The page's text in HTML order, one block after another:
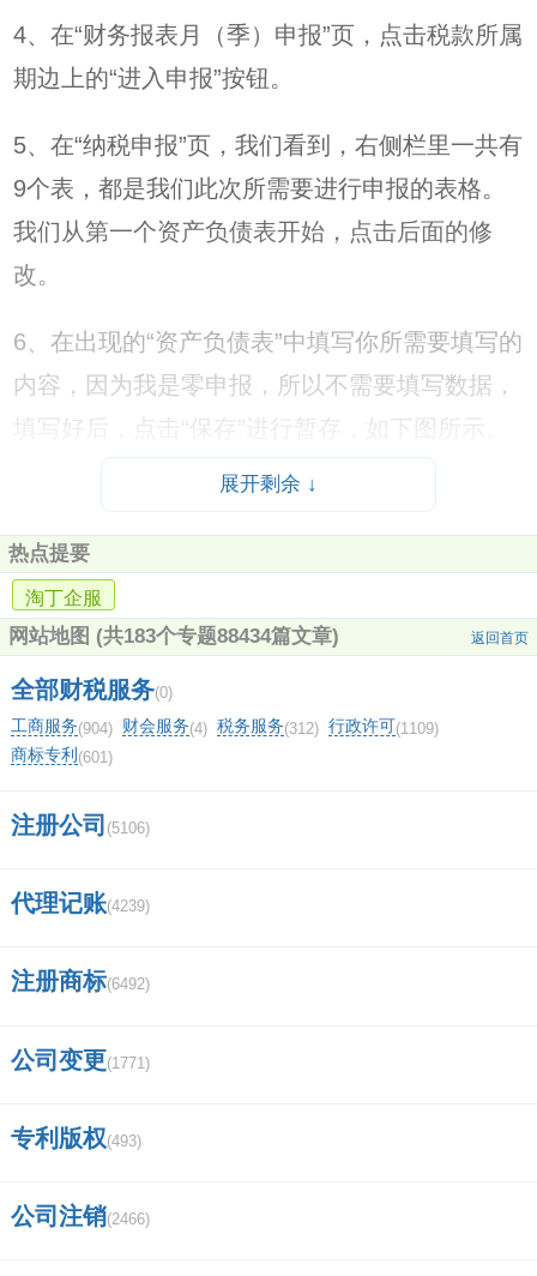
4、在“财务报表月（季）申报”页，点击税款所属
期边上的“进入申报”按钮。
5、在“纳税申报”页，我们看到，右侧栏里一共有
9个表，都是我们此次所需要进行申报的表格。
我们从第一个资产负债表开始，点击后面的修
改。
6、在出现的“资产负债表”中填写你所需要填写的
内容，因为我是零申报，所以不需要填写数据，
填写好后，点击“保存”进行暂存，如下图所示。
7、保存好之后，我们再点击“保存”按钮右侧
的“切换报表”按钮，然依次填写后面的所有表
格。填写好一个就需要保存一个，一定要保存，
切记！
8、全部填写完成并保存之后，我们点击网站左
侧栏内的“纳税申报”按钮，回到申报页第6步位
9、在“财务报表月（季）申报”页，我们点击右侧
的“申报”按钮，进行本季度税务申报。
业务【已提交待审核】，切勿重复提交！”表明
你的申报表格已全部进行了申报。耐心等待结果
11、时间不长，大概1分钟之后，你再点上面
展开剩余 ↓
热点提要
淘丁企服
网站地图 (共183个专题88434篇文章) 返回首页
全部财税服务(0)
工商服务(904) 财会服务(4) 税务服务(312) 行政许可(1109)
商标专利 (601)
注册公司 (5106)
代理记账(4239)
注册商标(6492)
公司变更(1771)
专利版权(493)
公司注销(2466)